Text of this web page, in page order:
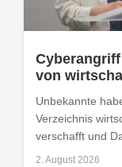
von
Unbekannte
Verzeichnis
verschafft und
2. August 2026